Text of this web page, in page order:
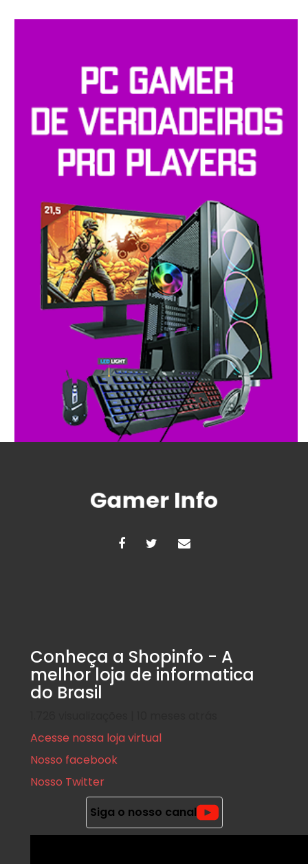
Conheça a Shopinfo - A
melhor loja de informatica
do Brasil
Acesse nossa loja virtual
Nosso facebook
Nosso Twitter
Siga o nosso canal